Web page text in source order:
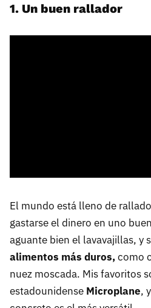
1. Un buen rallador
El mundo está lleno de
gastarse el dinero en uno
aguante bien el lavavajillas, y
alimentos más duros,como
nuez moscada. Mis favoritos
estadounidense Microplane,